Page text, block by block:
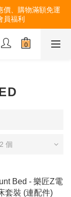
價、購物滿額免運
員福利
個